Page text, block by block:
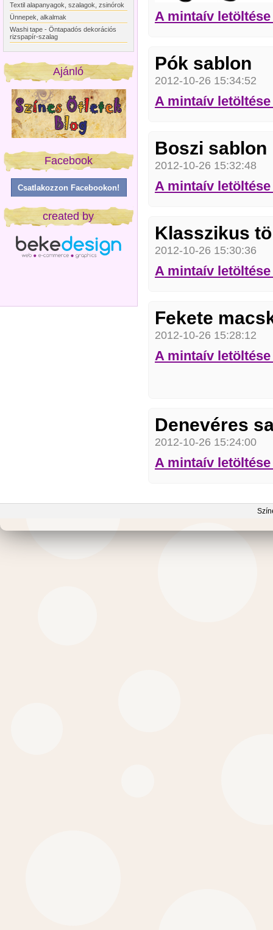
Textil alapanyagok, szalagok, zsinórok
Ünnepek, alkalmak
Washi tape - Öntapadós dekorációs
rizspapír-szalag
Ajánló
Facebook
Csatlakozzon Facebookon!
created by
A mintaív
Pók sablon
2012-10-26 15:34:52
A mintaív
Boszi sablon
2012-10-26 15:32:48
A mintaív
Klasszikus
2012-10-26 15:30:36
A mintaív
Fekete
2012-10-26 15:28:12
A mintaív
Denevéres
2012-10-26 15:24:00
A mintaív